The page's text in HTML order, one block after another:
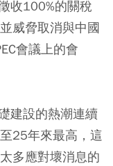
收100%的關稅
威脅取消與中國
會議上的會
建設的熱潮連續
25年來最高，這
多應對壞消息的